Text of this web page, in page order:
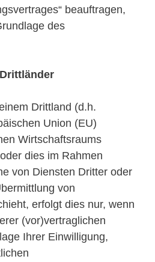
beauftragen,
des
Drittland (d.h.
Union (EU)
Wirtschaftsraums
dies im Rahmen
von Diensten Dritter oder
von
erfolgt dies nur, wenn
(vor)vertraglichen
Ihrer Einwilligung,